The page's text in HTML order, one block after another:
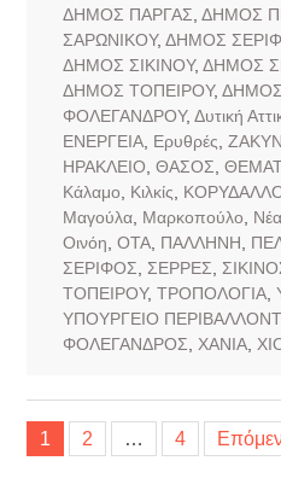
ΔΗΜΟΣ ΠΑΡΓΑΣ ΔΗΜΟΣ
ΣΑΡΩΝΙΚΟΥ, ΔΗΜΟΣ
ΔΗΜΟΣ ΣΙΚΙΝΟΥ, ΔΗΜΟΣ
ΔΗΜΟΣ ΤΟΠΕΙΡΟΥ,
ΦΟΛΕΓΑΝΔΡΟΥ, Δυτική
ΕΝΕΡΓΕΙΑ, Ερυθρές
ΗΡΑΚΛΕΙΟ ΘΑΣΟΣ
Κάλαμο
Κιλκίς
Μαγούλα, Μαρκοπούλο
Οινόη ΟΤΑ, ΠΑΛΛΗΝΗ
ΣΕΡΙΦΟΣ
ΣΕΡΡΕΣ
ΤΟΠΕΙΡΟΥ, ΤΡΟΠΟΛΟΓΙΑ,
ΥΠΟΥΡΓΕΙΟ
ΦΟΛΕΓΑΝΔΡΟΣ
ΧΑΝΙΑ,
Σελιδοποίηση
άρθρων
1 2 … 4